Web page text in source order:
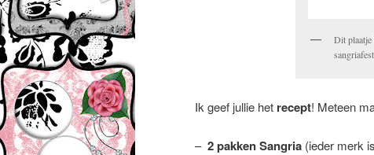
Dit plaatje
Ik geef jullie het recept! Meteen
– 2 pakken Sangria (ieder merk